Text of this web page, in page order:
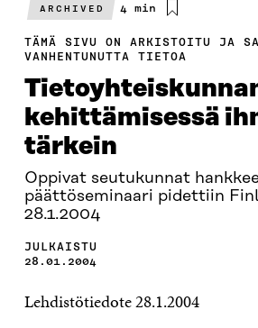
ARCHIVED
Arvioitu
4 min
TÄMÄ SIVU ON ARKISTOITU JA
VANHENTUNUTTA TIETOA
kehittämisessä
tärkein
Oppivat seutukunnat
päättöseminaari pidettiin
28.1.2004
JULKAISTU
28.01.2004
Lehdistötiedote 28.1.2004